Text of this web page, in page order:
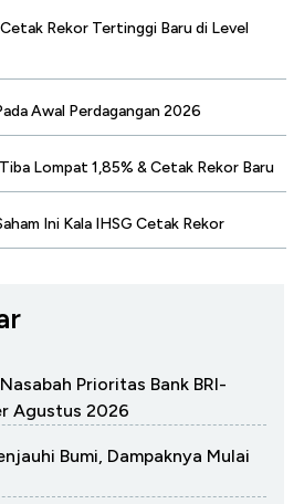
Rekor Tertinggi Baru di Level
Awal Perdagangan 2026
Lompat 1,85% & Cetak Rekor Baru
Ini Kala IHSG Cetak Rekor
Prioritas Bank BRI-
Agustus 2026
Bumi, Dampaknya Mulai